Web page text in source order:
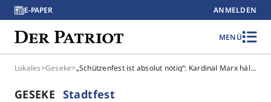
E-PAPER ANMELDEN
MENÜ
Lokales>Geseke> „Schützenfest ist absolut nötig“: Kardinal Marx hält Predigt zum Hochfest der Sebastianer
GESEKE Stadtfest